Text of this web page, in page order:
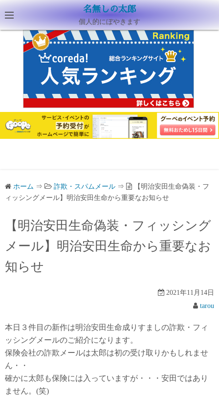
名無しの太郎
個人的にぼやきます
ホーム ⇒ 詐欺・スパムメール ⇒
【明治安田生命偽装・フ
ィッシングメール】明治安田生命から重要なお知らせ
【明治安田生命偽装・フィッシング
メール】明治安田生命から重要なお
知らせ
2021年11月14日
tarou
本日３件目の新作は明治安田生命成りすましの詐欺・フィ
ッシングメールのご紹介になります。
保険会社の詐欺メールは太郎は初の受け取りかもしれませ
ん・・
確かに太郎も保険には入っていますが・・・安田ではあり
ません。(笑)